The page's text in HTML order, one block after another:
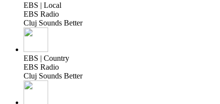
EBS | Local
EBS Radio
Cluj Sounds Better
EBS | Country
EBS Radio
Cluj Sounds Better